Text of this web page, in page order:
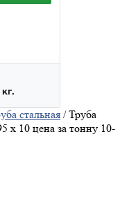
стальная / Труба
х 10 цена за тонну 10-